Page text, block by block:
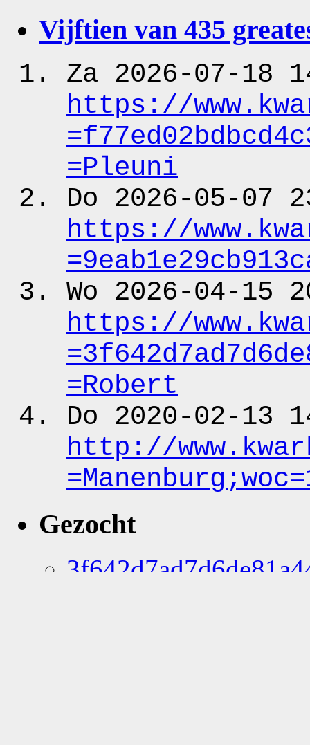
Vijftien van 435
Za 2026-07-18
https://
=Pleuni
Do 2026-05-07
https://
Wo 2026-04-15
https://
=Robert
Do 2020-02-13
http://
=Manenburg;woc
Gezocht